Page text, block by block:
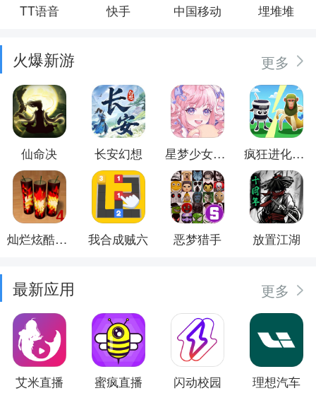
TT语音 快手 中国移动 埋堆堆
火爆新游 更多
仙命决 长安幻想 星梦少女换装 疯狂进化防卫战
灿烂炫酷模拟器 我合成贼六 恶梦猎手 放置江湖
最新应用 更多
艾米直播 蜜疯直播 闪动校园 理想汽车